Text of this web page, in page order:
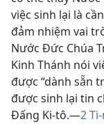
việc sinh lại là
đảm nhiệm vai
Nước Đức Chúa
Kinh Thánh nói
được “dành sẵn
được sinh lại tin
Đấng Ki-tô.​—2